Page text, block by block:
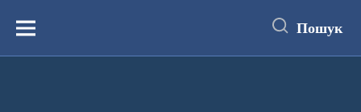
вмістуМеню Пошук